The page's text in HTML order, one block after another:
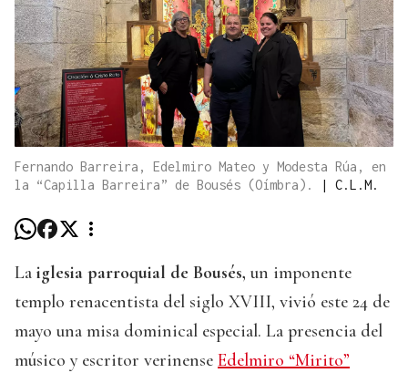
Fernando Barreira, Edelmiro Mateo y Modesta Rúa, en
la “Capilla Barreira” de Bousés (Oímbra).
| C.L.M.
La iglesia parroquial de Bousés, un imponente
templo renacentista del siglo XVIII, vivió este 24 de
mayo una misa dominical especial. La presencia del
músico y escritor verinense Edelmiro “Mirito”